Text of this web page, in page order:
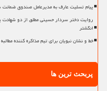
پیام تسلیت عارف به مدیرعامل صندوق ضمانت
روایت دختر سردار حسینی مطلق از دو
انگشتر
خط و نشان نبویان برای تیم مذاکره کننده
پربحث ترین ها